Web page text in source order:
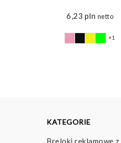
6,23 pln netto
+1
KATEGORIE
Breloki reklamowe